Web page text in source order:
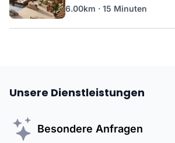
6.00km · 15 Minuten
Unsere Dienstleistungen
Besondere Anfragen